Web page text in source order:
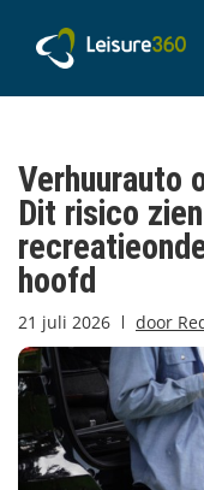
Verhuurauto
Dit risico
hoofd
21 juli 2026 door